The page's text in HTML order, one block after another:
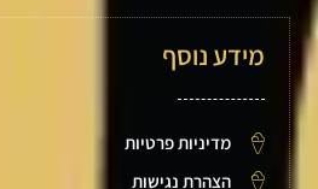
מידע נוסף
מדיניות פרטיות
הצהרת נגישות